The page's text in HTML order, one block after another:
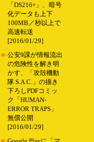
「DS216+」、暗号
化データも上下
100MB／秒以上で
高速転送
[2016/01/29]
■ 公安9課が情報流出
の危険性を解き明
かす、「攻殻機動
隊 S.A.C.」の描き
下ろしPDFコミッ
ク「HUMAN-
ERROR TRAPS」
無償公開
[2016/01/29]